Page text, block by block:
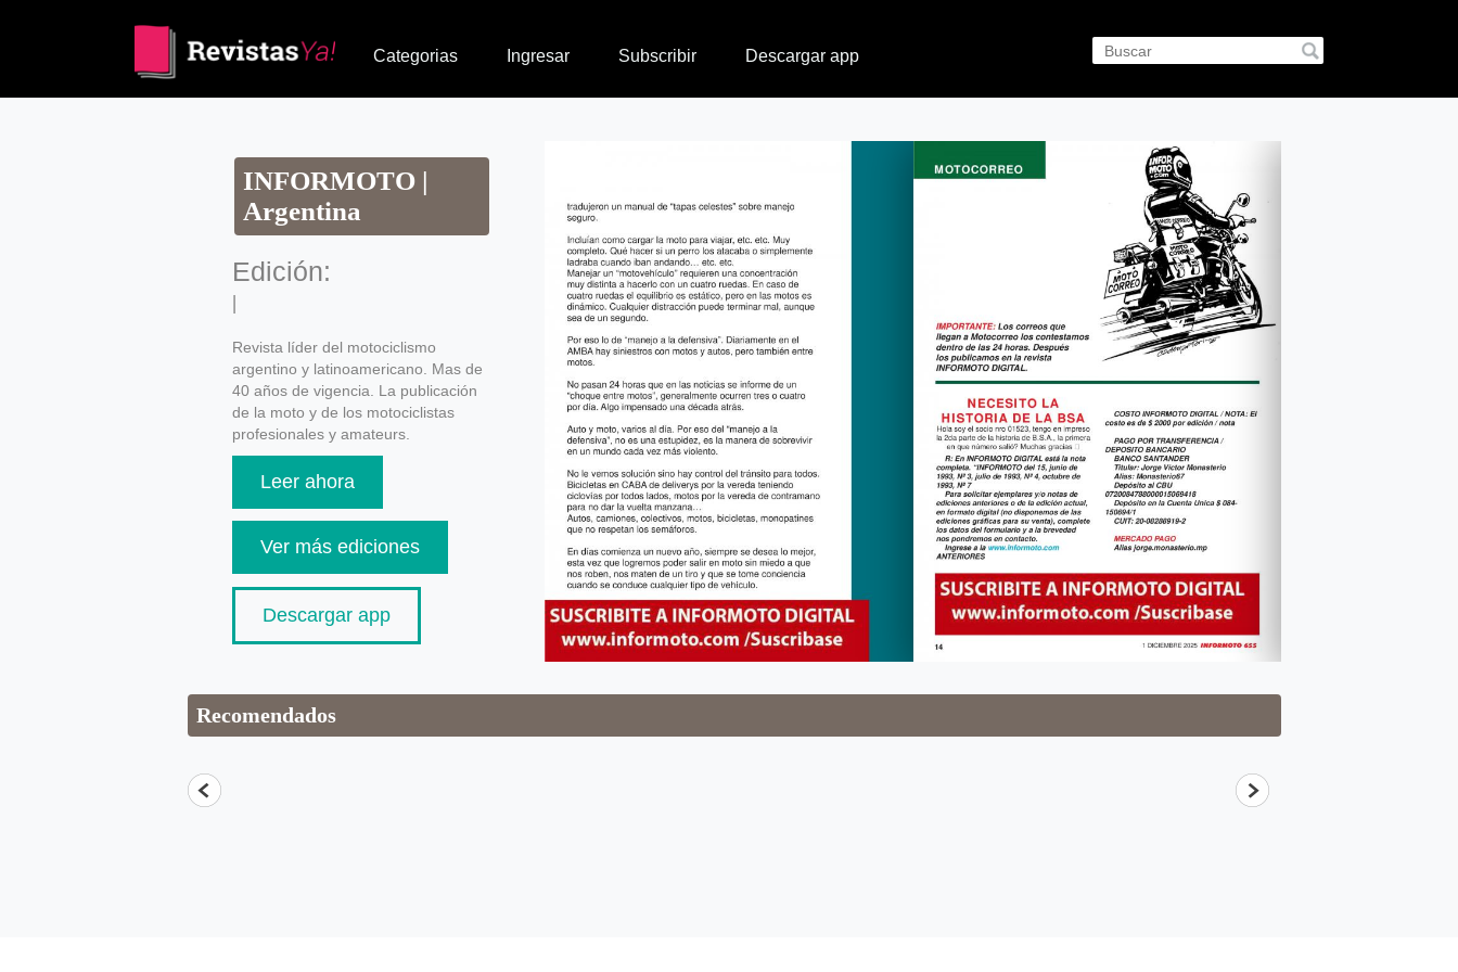
Categorias Ingresar Subscribir Descargar app
INFORMOTO |
Argentina
Edición:
|
Revista líder del motociclismo
argentino y latinoamericano. Mas de
40 años de vigencia. La publicación
de la moto y de los motociclistas
profesionales y amateurs.
Leer ahora
Ver más ediciones
Descargar app
Recomendados